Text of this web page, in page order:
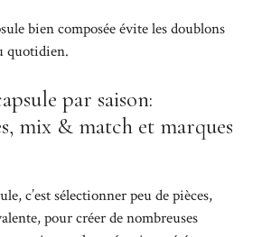
bien composée évite les doublons
quotidien.
par saison:
mix & match et marques
c’est sélectionner peu de pièces,
pour créer de nombreuses